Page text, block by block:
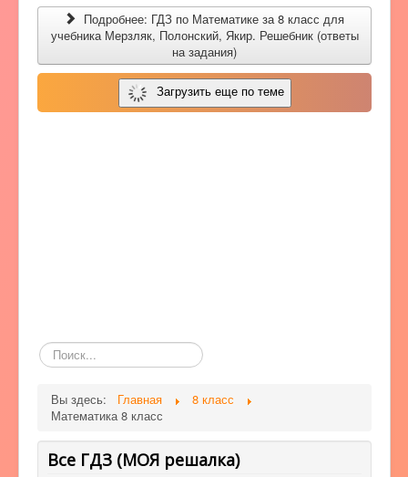
Подробнее: ГДЗ по Математике за 8 класс для
учебника Мерзляк, Полонский, Якир. Решебник (ответы
на задания)
Загрузить еще по теме
Поиск
по
Вы здесь:
Главная
8 класс
Математика 8 класс
Все ГДЗ (МОЯ решалка)